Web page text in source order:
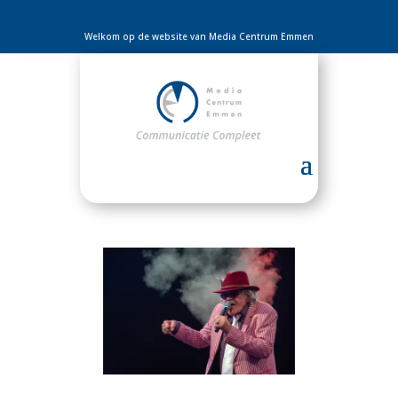
Welkom op de website van Media Centrum Emmen